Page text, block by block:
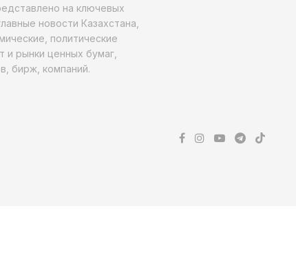
на ключевых
новости Казахстана,
политические
и рынки ценных бумаг,
бирж, компаний.